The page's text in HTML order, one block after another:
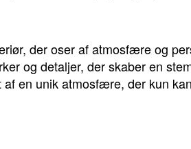
der oser af atmosfære og
og detaljer, der skaber en
en unik atmosfære, der kun